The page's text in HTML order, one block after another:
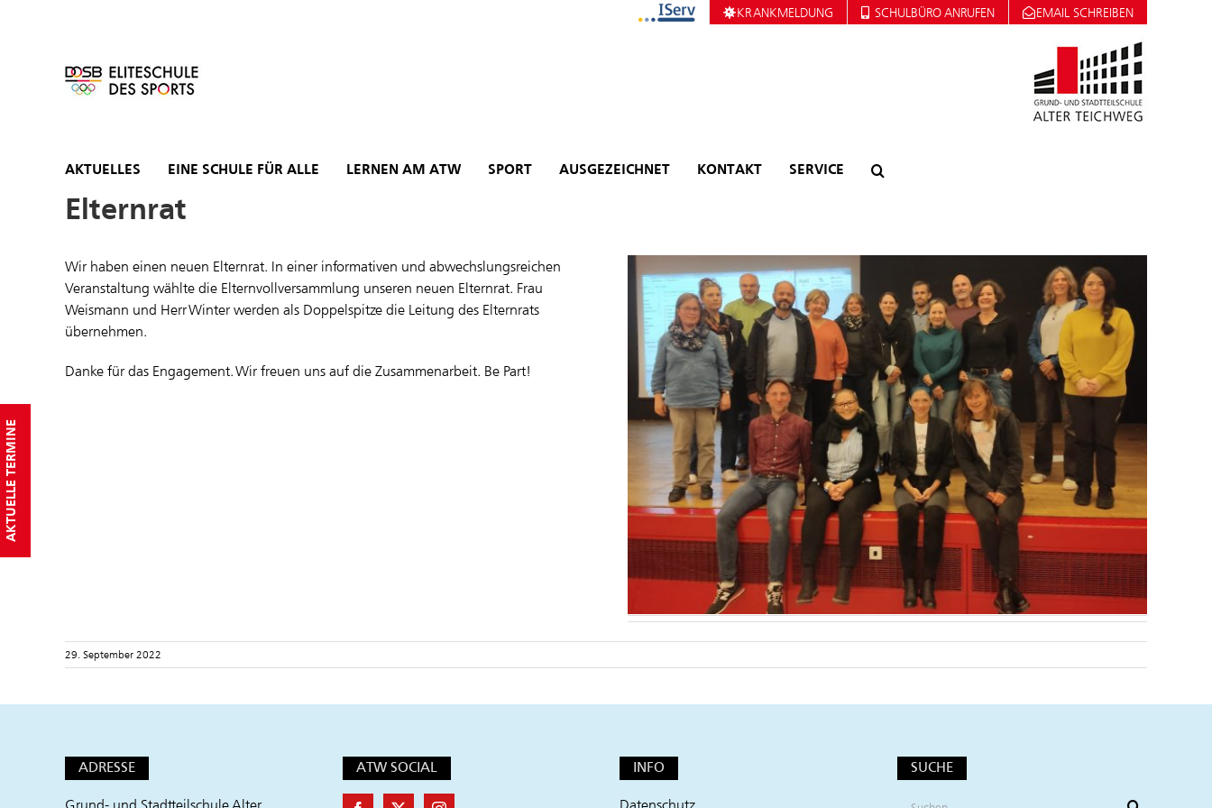
KRANKMELDUNG SCHULBÜRO ANRUFEN EMAIL SCHREIBEN
AKTUELLES EINE SCHULE FÜR ALLE LERNEN AM ATW SPORT AUSGEZEICHNET KONTAKT SERVICE
Elternrat
Wir haben einen neuen Elternrat. In einer informativen und abwechslungsreichen
Veranstaltung wählte die Elternvollversammlung unseren neuen Elternrat. Frau
Weismann und Herr Winter werden als Doppelspitze die Leitung des Elternrats
übernehmen.
Danke für das Engagement. Wir freuen uns auf die Zusammenarbeit. Be Part!
29. September 2022
ADRESSE ATW SOCIAL INFO SUCHE
Suche
AKTUELLE TERMINE